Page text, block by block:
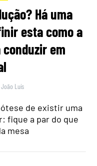
Há uma
esta como a
em
João Luís
de existir uma
fique a par do que
mesa